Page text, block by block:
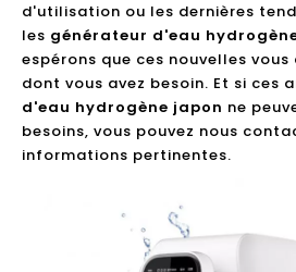
d'utilisation ou les dernières
les générateur d'eau
espérons que ces nouvelles
dont vous avez besoin. Et si ces
d'eau hydrogène japon ne
besoins, vous pouvez nous
informations pertinentes.